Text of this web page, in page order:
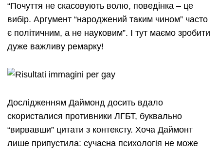
“Почуття не скасовують волю, поведінка – це
вибір. Аргумент “народжений таким чином” часто
є політичним, а не науковим”. І тут маємо зробити
дуже важливу ремарку!
Дослідженням Даймонд досить вдало
скористалися противники ЛГБТ, буквально
“вирвавши” цитати з контексту. Хоча Даймонт
лише припустила: сучасна психологія не може